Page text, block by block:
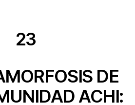
23
DE
ACHI: